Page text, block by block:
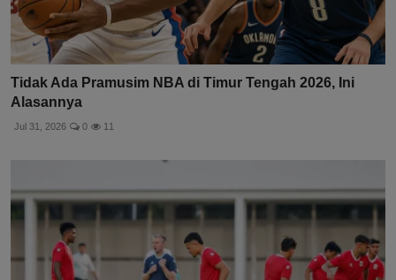
Tidak Ada Pramusim NBA di Timur Tengah 2026, Ini
Alasannya
Jul 31, 2026 0 11